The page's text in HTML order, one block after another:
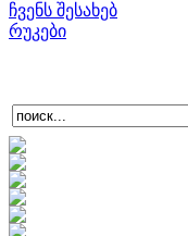
ჩვენს შესახებ
რუკები